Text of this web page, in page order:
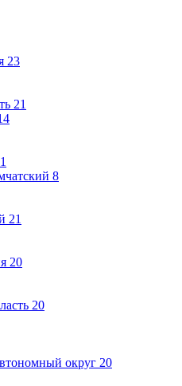
23
21
8
21
20
20
округ 20